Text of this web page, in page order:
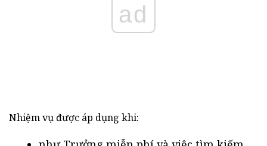
ad
Nhiệm vụ được áp dụng khi: